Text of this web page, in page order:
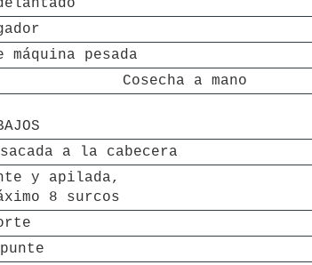
pesada
Cosecha a mano
a la cabecera
y apilada,
8 surcos